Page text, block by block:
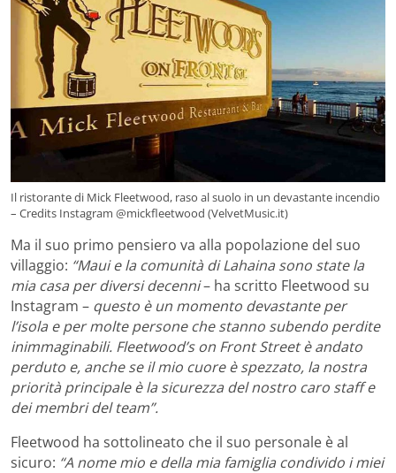
Il ristorante di Mick Fleetwood, raso al suolo in un devastante incendio
– Credits Instagram @mickfleetwood (VelvetMusic.it)
Ma il suo primo pensiero va alla popolazione del suo
villaggio: “Maui e la comunità di Lahaina sono state la
mia casa per diversi decenni– ha scritto Fleetwood su
Instagram – questo è un momento devastante per
l’isola e per molte persone che stanno subendo perdite
inimmaginabili. Fleetwood’s on Front Street è andato
perduto e, anche se il mio cuore è spezzato, la nostra
priorità principale è la sicurezza del nostro caro staff e
dei membri del team”.
Fleetwood ha sottolineato che il suo personale è al
sicuro: “A nome mio e della mia famiglia condivido i miei